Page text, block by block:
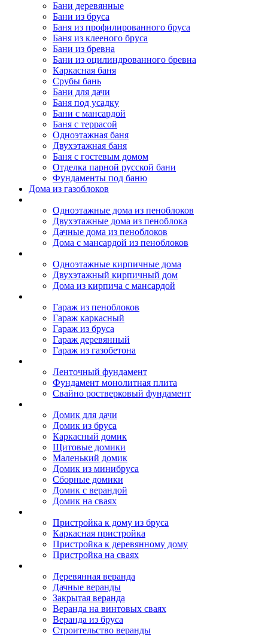
Бани деревянные
Бани из бруса
Баня из профилированного бруса
Баня из клееного бруса
Бани из бревна
Бани из оцилиндрованного бревна
Каркасная баня
Срубы бань
Бани для дачи
Баня под усадку
Бани с мансардой
Баня с террасой
Одноэтажная баня
Двухэтажная баня
Баня с гостевым домом
Отделка парной русской бани
Фундаменты под баню
Дома из газоблоков
Одноэтажные дома из пеноблоков
Двухэтажные дома из пеноблока
Дачные дома из пеноблоков
Дома с мансардой из пеноблоков
Одноэтажные кирпичные дома
Двухэтажный кирпичный дом
Дома из кирпича с мансардой
Гараж из пеноблоков
Гараж каркасный
Гараж из бруса
Гараж деревянный
Гараж из газобетона
Ленточный фундамент
Фундамент монолитная плита
Свайно ростверковый фундамент
Домик для дачи
Домик из бруса
Каркасный домик
Щитовые домики
Маленький домик
Домик из минибруса
Сборные домики
Домик с верандой
Домик на сваях
Пристройка к дому из бруса
Каркасная пристройка
Пристройка к деревянному дому
Пристройка на сваях
Деревянная веранда
Дачные веранды
Закрытая веранда
Веранда на винтовых сваях
Веранда из бруса
Строительство веранды